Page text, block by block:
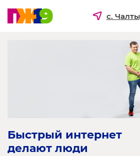
с.
Быстрый интернет
делают люди